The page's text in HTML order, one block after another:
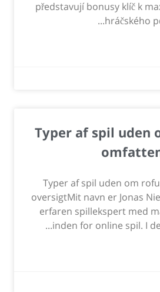
představují bonusy klíč k
hráčského
Typer af spil uden
Typer af spil uden om
oversigtMit navn er Jonas
erfaren spillekspert med
inden for online spil. I